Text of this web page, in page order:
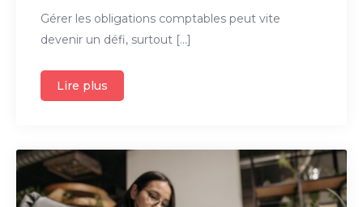
Gérer les obligations comptables peut vite
devenir un défi, surtout […]
Lire plus